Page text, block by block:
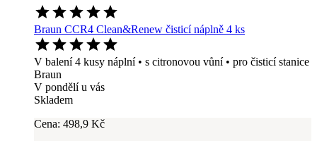
Braun CCR4 Clean&Renew čisticí náplně 4 ks
V balení 4 kusy náplní • s citronovou vůní • pro čisticí stanice
Braun
V pondělí u vás
Skladem
Cena: 498,9 Kč